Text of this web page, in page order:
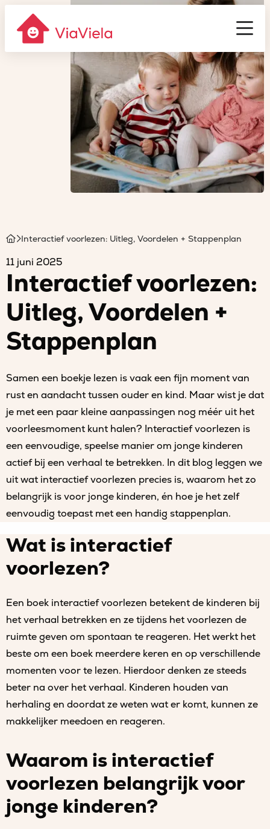
Gastouderbureau
ViaViela
Homepage
Interactief voorlezen: Uitleg, Voordelen + Stappenplan
11 juni 2025
Interactief voorlezen:
Uitleg, Voordelen +
Stappenplan
Samen een boekje lezen is vaak een fijn moment van
rust en aandacht tussen ouder en kind. Maar wist je dat
je met een paar kleine aanpassingen nog méér uit het
voorleesmoment kunt halen? Interactief voorlezen is
een eenvoudige, speelse manier om jonge kinderen
actief bij een verhaal te betrekken. In dit blog leggen we
uit wat interactief voorlezen precies is, waarom het zo
belangrijk is voor jonge kinderen, én hoe je het zelf
eenvoudig toepast met een handig stappenplan.
Wat is interactief
voorlezen?
Een boek interactief voorlezen betekent de kinderen bij
het verhaal betrekken en ze tijdens het voorlezen de
ruimte geven om spontaan te reageren. Het werkt het
beste om een boek meerdere keren en op verschillende
momenten voor te lezen. Hierdoor denken ze steeds
beter na over het verhaal. Kinderen houden van
herhaling en doordat ze weten wat er komt, kunnen ze
makkelijker meedoen en reageren.
Waarom is interactief
voorlezen belangrijk voor
jonge kinderen?